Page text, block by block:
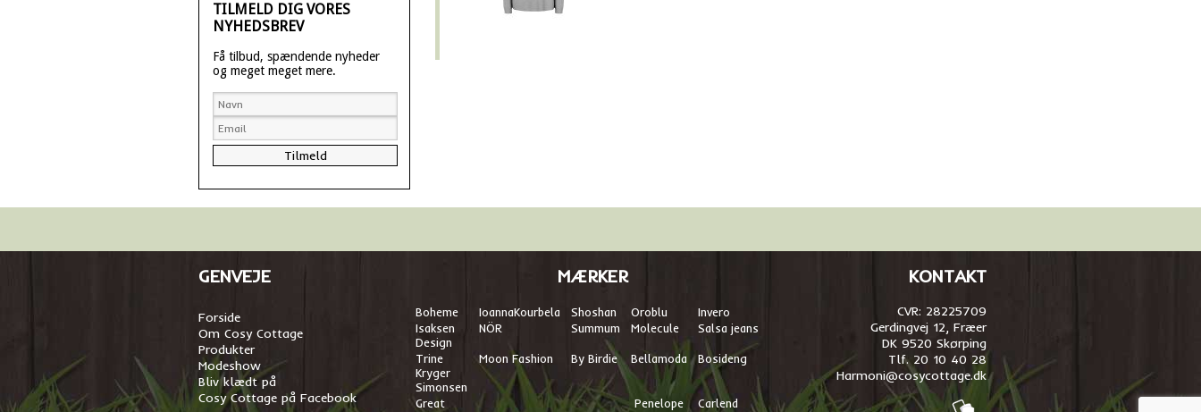
TILMELD DIG VORES
NYHEDSBREV
Få tilbud, spændende nyheder
og meget meget mere.
GENVEJE
Forside
Om Cosy Cottage
Produkter
Modeshow
Bliv klædt på
Cosy Cottage på Facebook
MÆRKER
Boheme IoannaKourbela Shoshan Oroblu
Invero
Isaksen
Design
NÖR Summum Molecule Salsa jeans
Trine
Kryger
Simonsen
Moon Fashion By Birdie Bellamoda Bosideng
Great
Penelope
Carlend
KONTAKT
CVR: 28225709
Gerdingvej 12, Fræer
DK 9520 Skørping
Tlf. 20 10 40 28
Harmoni@cosycottage.dk